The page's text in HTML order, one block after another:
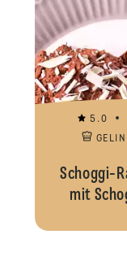
5.0
Schoggi-
mit